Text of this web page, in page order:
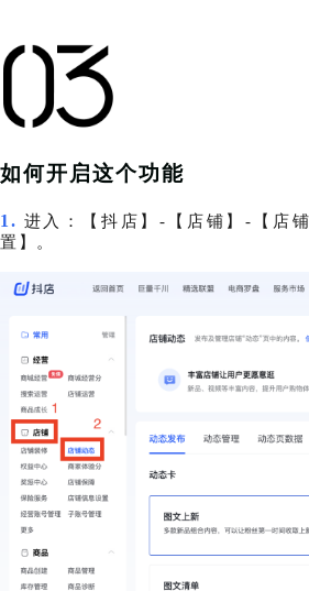
如何开启这个功能
1. 进入：【抖店】-【店铺】-【店
置】。